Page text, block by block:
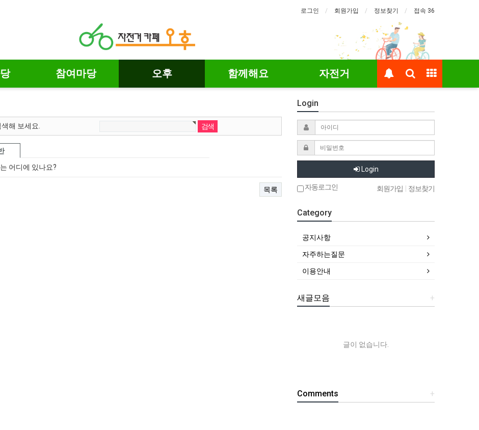
로그인 회원가입 정보찾기 접속 36
참여마당 오후 함께해요 자전거
해 보세요.
어디에 있나요?
목록
Login
Login
자동로그인 회원가입 정보찾기
Category
공지사항
자주하는질문
이용안내
+
새글모음
글이 없습니다.
+
Comments